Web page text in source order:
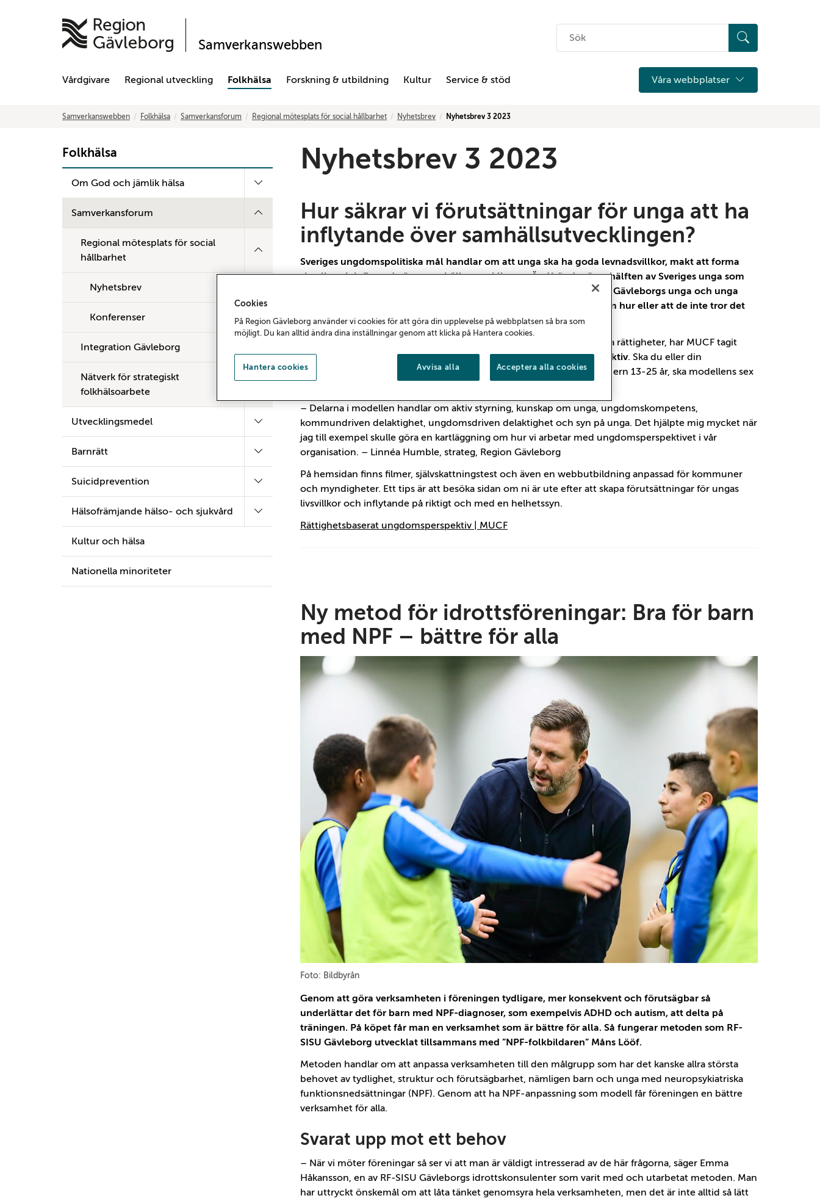
Samverkanswebben
Vårdgivare
Regional utveckling Folkhälsa Forskning & utbildning Kultur Service & stöd Våra webbplatser
Samverkanswebben Folkhälsa Samverkansforum Regional mötesplats för social hållbarhet Nyhetsbrev Nyhetsbrev 3 2023
Folkhälsa
Om God och jämlik hälsa
Samverkansforum
Regional mötesplats för social
hållbarhet
Nyhetsbrev
Konferenser
Integration Gävleborg
Nätverk för strategiskt
folkhälsoarbete
Utvecklingsmedel
Barnrätt
Suicidprevention
Hälsofrämjande hälso- och sjukvård
Kultur och hälsa
Nationella minoriteter
Nyhetsbrev 3 2023
Hur säkrar vi förutsättningar för unga att ha
inflytande över samhällsutvecklingen?
Sveriges ungdomspolitiska mål handlar om att unga ska ha goda levnadsvillkor, makt att forma
sina liv och inflytande över samhällsutvecklingen. Ändå är det över hälften av Sveriges unga som
inte känner sig inkluderade i samhället. Undersökningar som frågat Gävleborgs unga och unga
vuxna visar också på en vilja att kunna påverka, men låg kunskap om hur eller att de inte tror det
spelar någon roll. Hur kan kommuner och regioner ändra på detta?
Som en hjälp på vägen till att säkra ungas demokratiska och mänskliga rättigheter, har MUCF tagit
fram en modell som beskriver ettRättighetsbaserat ungdomsperspektiv. Ska du eller din
organisation ta ett beslut eller genomföra en insats som rör unga i åldern 13-25 år, ska modellens sex
– Delarna i modellen handlar om aktiv styrning, kunskap om unga, ungdomskompetens,
kommundriven delaktighet, ungdomsdriven delaktighet och syn på unga. Det hjälpte mig mycket när
jag till exempel skulle göra en kartläggning om hur vi arbetar med ungdomsperspektivet i vår
organisation. – Linnéa Humble, strateg, Region Gävleborg
På hemsidan finns filmer, självskattningstest och även en webbutbildning anpassad för kommuner
och myndigheter. Ett tips är att besöka sidan om ni är ute efter att skapa förutsättningar för ungas
livsvillkor och inflytande på riktigt och med en helhetssyn.
Rättighetsbaserat ungdomsperspektiv | MUCF
Ny metod för idrottsföreningar: Bra för barn
med NPF – bättre för alla
Foto: Bildbyrån
Genom att göra verksamheten i föreningen tydligare, mer konsekvent och förutsägbar så
underlättar det för barn med NPF-diagnoser, som exempelvis ADHD och autism, att delta på
träningen. På köpet får man en verksamhet som är bättre för alla. Så fungerar metoden som RF-
SISU Gävleborg utvecklat tillsammans med ”NPF-folkbildaren” Måns Lööf.
Metoden handlar om att anpassa verksamheten till den målgrupp som har det kanske allra största
behovet av tydlighet, struktur och förutsägbarhet, nämligen barn och unga med neuropsykiatriska
funktionsnedsättningar (NPF). Genom att ha NPF-anpassning som modell får föreningen en bättre
verksamhet för alla.
Svarat upp mot ett behov
– När vi möter föreningar så ser vi att man är väldigt intresserad av de här frågorna, säger Emma
Håkansson, en av RF-SISU Gävleborgs idrottskonsulenter som varit med och utarbetat metoden. Man
har uttryckt önskemål om att låta tänket genomsyra hela verksamheten, men det är inte alltid så lätt
Cookies
På Region Gävleborg använder vi cookies för att göra din upplevelse på webbplatsen så bra som
möjligt. Du kan alltid ändra dina inställningar genom att klicka på Hantera cookies.
Avvisa alla Acceptera alla cookies
Hantera cookies